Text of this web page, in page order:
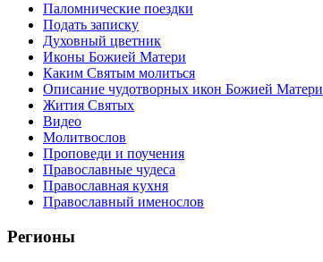
Паломнические поездки
Подать записку
Духовный цветник
Иконы Божией Матери
Каким Святым молиться
Описание чудотворных икон Божией Матери
Жития Святых
Видео
Молитвослов
Проповеди и поучения
Православные чудеса
Православная кухня
Православный именослов
Регионы